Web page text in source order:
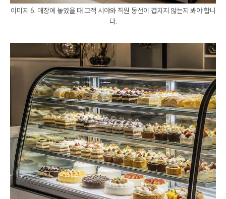
이미지 6. 매장에 놓였을 때 고객 시야와 직원 동선이 겹치지 않는지 봐야 합니
다.